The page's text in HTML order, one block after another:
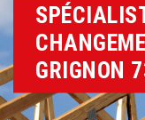
GRIGNON